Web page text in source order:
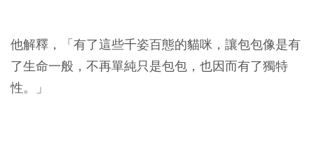
他解釋，「有了這些千姿百態的貓咪，讓包包像是有
了生命一般，不再單純只是包包，也因而有了獨特
性。」